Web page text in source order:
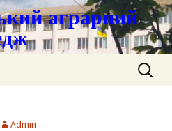
аграрний
Пошук:
Admin